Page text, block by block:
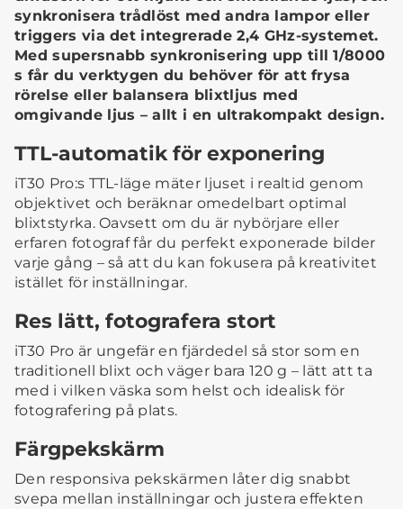
synkronisera trådlöst med andra lampor eller
triggers via det integrerade 2,4 GHz-systemet.
Med supersnabb synkronisering upp till 1/8000
s får du verktygen du behöver för att frysa
rörelse eller balansera blixtljus med
omgivande ljus – allt i en ultrakompakt design.
TTL-automatik för exponering
iT30 Pro:s TTL-läge mäter ljuset i realtid genom
objektivet och beräknar omedelbart optimal
blixtstyrka. Oavsett om du är nybörjare eller
erfaren fotograf får du perfekt exponerade bilder
varje gång – så att du kan fokusera på kreativitet
istället för inställningar.
Res lätt, fotografera stort
iT30 Pro är ungefär en fjärdedel så stor som en
traditionell blixt och väger bara 120 g – lätt att ta
med i vilken väska som helst och idealisk för
fotografering på plats.
Färgpekskärm
Den responsiva pekskärmen låter dig snabbt
svepa mellan inställningar och justera effekten